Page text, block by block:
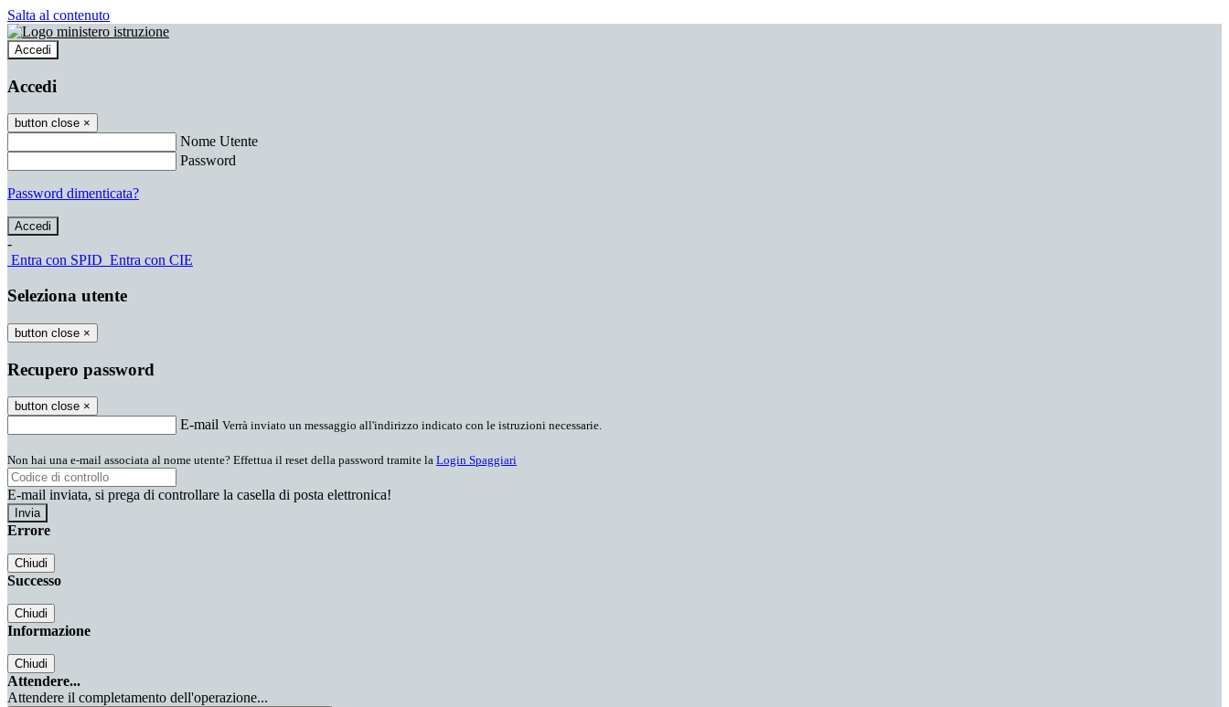
Salta al contenuto
Accedi
Accedi
button close ×
Nome Utente
Password
Password dimenticata?
-
Entra con SPID Entra con CIE
Seleziona utente
button close ×
Recupero password
button close ×
E-mail Verrà inviato un messaggio all'indirizzo indicato con le istruzioni necessarie.
Non hai una e-mail associata al nome utente? Effettua il reset della password tramite la Login Spaggiari
E-mail inviata, si prega di controllare la casella di posta elettronica!
Errore
Chiudi
Successo
Chiudi
Informazione
Chiudi
Attendere...
Attendere il completamento dell'operazione...